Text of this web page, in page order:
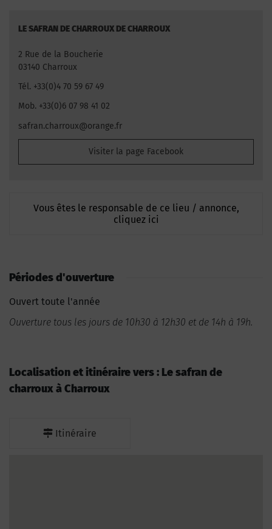
LE SAFRAN DE CHARROUX DE CHARROUX
2 Rue de la Boucherie
03140 Charroux
Tél. +33(0)4 70 59 67 49
Mob. +33(0)6 07 98 41 02
safran.charroux@orange.fr
Visiter la page Facebook
Vous êtes le responsable de ce lieu / annonce,
cliquez ici
Périodes d'ouverture
Ouvert toute l'année
Ouverture tous les jours de 10h30 à 12h30 et de 14h à 19h.
Localisation et itinéraire vers : Le safran de
charroux à Charroux
Itinéraire